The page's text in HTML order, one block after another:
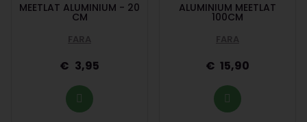
MEETLAT ALUMINIUM - 20
CM
FARA
3,95
ALUMINIUM MEETLAT
100CM
FARA
15,90